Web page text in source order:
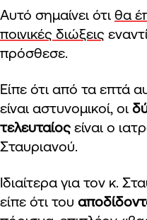
Αυτό σημαίνει ότι θα
ποινικές διώξεις
πρόσθεσε.
Είπε ότι από τα επτά
είναι αστυνομικοί, οι
τελευταίος είναι ο
Σταυριανού.
Ιδιαίτερα για τον κ.
είπε ότι του